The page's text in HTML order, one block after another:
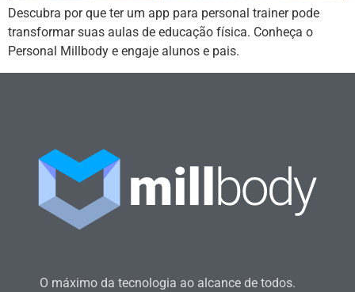
Descubra por que ter um app para personal trainer pode
transformar suas aulas de educação física. Conheça o
Personal Millbody e engaje alunos e pais.
O máximo da tecnologia ao alcance de todos.